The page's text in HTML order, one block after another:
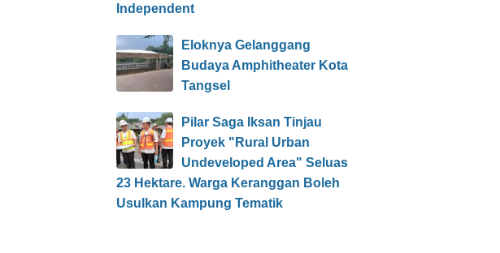
Independent
Eloknya Gelanggang
Budaya Amphitheater Kota
Tangsel
Pilar Saga Iksan Tinjau
Proyek "Rural Urban
Undeveloped Area" Seluas
23 Hektare. Warga Keranggan Boleh
Usulkan Kampung Tematik